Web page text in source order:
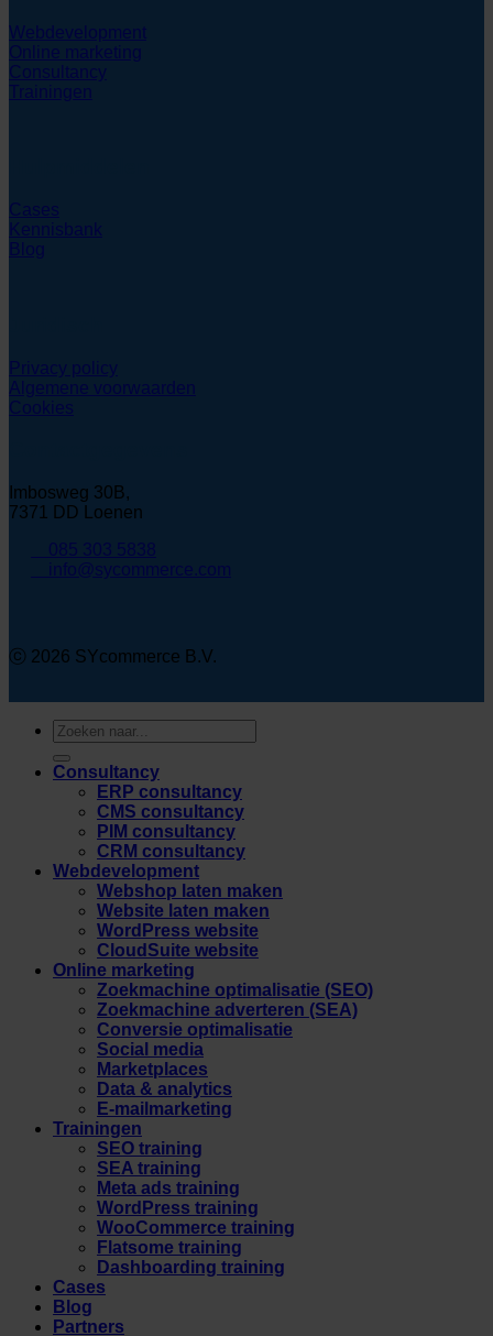
Webdevelopment
Online marketing
Consultancy
Trainingen
Cases
Kennisbank
Blog
Privacy policy
Algemene voorwaarden
Cookies
Imbosweg 30B,
7371 DD Loenen
085 303 5838
info@sycommerce.com
ⓒ 2026 SYcommerce B.V.
Zoeken
naar:
Consultancy
ERP consultancy
CMS consultancy
PIM consultancy
CRM consultancy
Webdevelopment
Webshop laten maken
Website laten maken
WordPress website
CloudSuite website
Online marketing
Zoekmachine optimalisatie (SEO)
Zoekmachine adverteren (SEA)
Conversie optimalisatie
Social media
Marketplaces
Data & analytics
E-mailmarketing
Trainingen
SEO training
SEA training
Meta ads training
WordPress training
WooCommerce training
Flatsome training
Dashboarding training
Cases
Blog
Partners